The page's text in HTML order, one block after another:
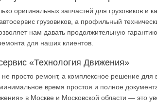
оригинальных запчастей для грузовиков и
грузовиков, а профильный
нам давать продолжительную
для наших клиентов.
«Технология Движения»
просто ремонт, а комплексное решение для
время простоя и полное
в Москве и Московской области — это